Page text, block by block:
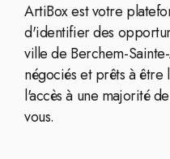
ArtiBox est votre
d'identifier des
ville de Berchem-
négociés et prêts à être
l'accès à une majorité
vous.